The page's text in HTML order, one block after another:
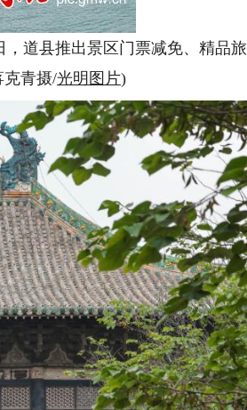
道县推出景区门票减免、精品旅
克青摄/光明图片)